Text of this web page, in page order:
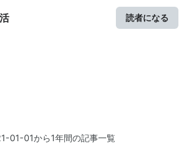
読者になる
01-01から1年間の記事一覧